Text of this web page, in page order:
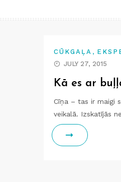
CŪKGAĻA ,
JULY 27, 2015
Kā es ar
Cīņa – tas ir maigi
veikalā. Izskatījās